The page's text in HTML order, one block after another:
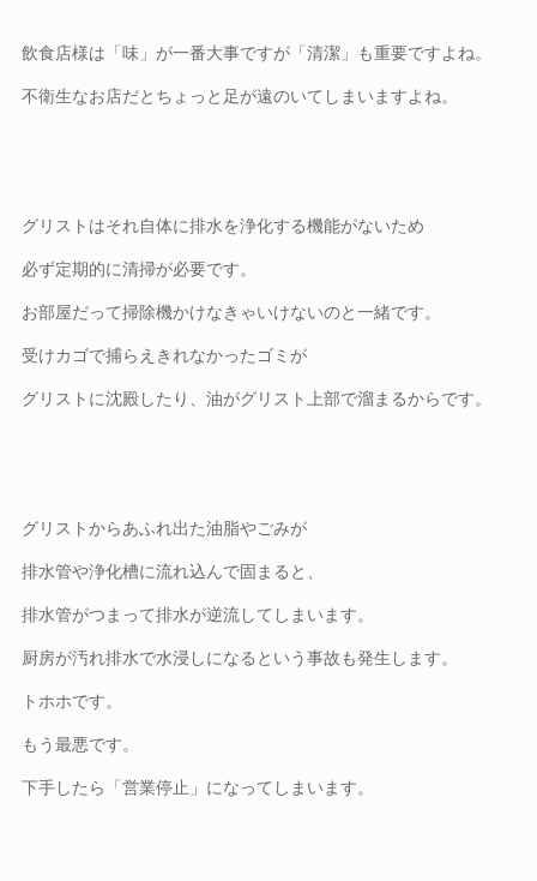
飲食店様は「味」が一番大事ですが「清潔」も重要ですよね。
不衛生なお店だとちょっと足が遠のいてしまいますよね。
グリストはそれ自体に排水を浄化する機能がないため
必ず定期的に清掃が必要です。
お部屋だって掃除機かけなきゃいけないのと一緒です。
受けカゴで捕らえきれなかったゴミが
グリストに沈殿したり、油がグリスト上部で溜まるからです。
グリストからあふれ出た油脂やごみが
排水管や浄化槽に流れ込んで固まると、
排水管がつまって排水が逆流してしまいます。
厨房が汚れ排水で水浸しになるという事故も発生します。
トホホです。
もう最悪です。
下手したら「営業停止」になってしまいます。